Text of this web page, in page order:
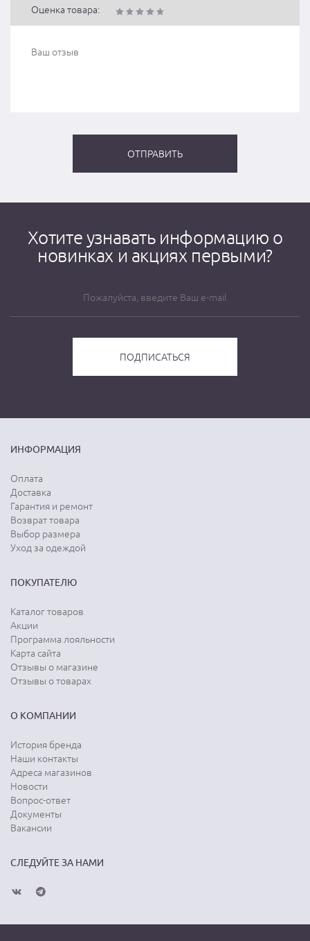
Оценка товара:
Хотите узнавать информацию о
новинках и акциях первыми?
ИНФОРМАЦИЯ
Оплата
Доставка
Гарантия и ремонт
Возврат товара
Выбор размера
Уход за одеждой
ПОКУПАТЕЛЮ
Каталог товаров
Акции
Программа лояльности
Карта сайта
Отзывы о магазине
Отзывы о товарах
О КОМПАНИИ
История бренда
Наши контакты
Адреса магазинов
Новости
Вопрос-ответ
Документы
Вакансии
СЛЕДУЙТЕ ЗА НАМИ